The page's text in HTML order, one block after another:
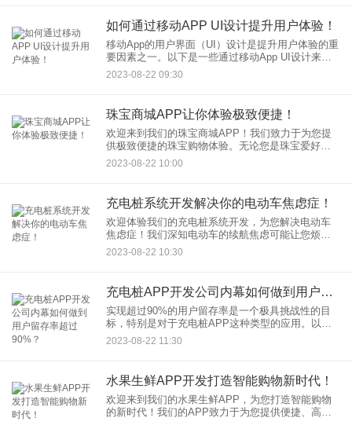
如何通过移动APP UI设计提升用户体验！
移动App的用户界面（UI）设计是提升用户体验的重
要因素之一。以下是一些通过移动App UI设计来提
升用户体验的方法： 1. 简洁而直观的设计： 设计应
该简洁，让用户能够
2023-08-22 09:30
珠宝商城APP让你体验极致便捷！
欢迎来到我们的珠宝商城APP！我们致力于为您提
供极致便捷的珠宝购物体验。无论您是珠宝爱好
者、收藏家，还是想要为自己或亲友选购一份独特
的礼物，我们的APP将为您带来一系列令人惊叹的
2023-08-22 10:00
充电桩系统开发解决你的电动车焦虑症！
欢迎体验我们的充电桩系统开发，为您解决电动车
焦虑症！我们深知电动车的续航焦虑可能让您烦恼
不已，因此我们开发了一套智能充电桩系统，为您
2023-08-22 10:30
充电桩APP开发公司内幕如何做到用户留存率超过90%？
实现超过90%的用户留存率是一个极具挑战性的目
标，特别是对于充电桩APP这种类型的应用。以下
是一些可能的内幕策略，有助于提高充电桩APP的
用户留存率： 1. 强化用户体验
2023-08-22 11:30
水果生鲜APP开发打造智能购物新时代！
欢迎来到我们的水果生鲜APP，为您打造智能购物
的新时代！我们的APP致力于为您提供便捷、高效